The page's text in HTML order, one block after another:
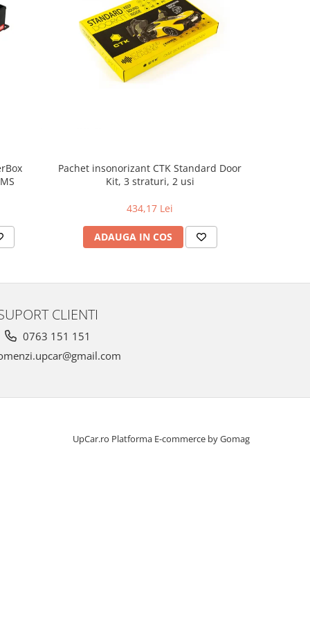
Pachet insonorizant CTK Standard Door
Kit, 3 straturi, 2 usi
434,17 Lei
ADAUGA IN COS
CLIENTI
0763 151 151
UpCar.ro Platforma E-commerce by Gomag